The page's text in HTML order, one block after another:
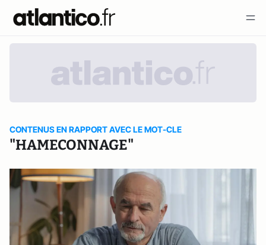
CONTENUS EN RAPPORT AVEC LE MOT-CLE
"HAMECONNAGE"